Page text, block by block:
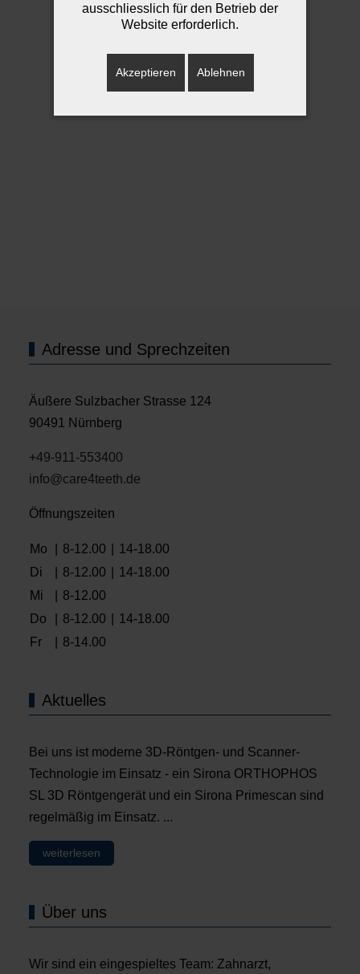
Adresse und Sprechzeiten
Äußere Sulzbacher Strasse 124
90491 Nürnberg
+49-911-553400
info@care4teeth.de
Öffnungszeiten
Mo 8-12.00
14-18.00
Di
8-12.00
14-18.00
Mi
8-12.00
Do
8-12.00
14-18.00
Fr
8-14.00
Aktuelles
Bei uns ist moderne 3D-Röntgen- und Scanner-
Technologie im Einsatz - ein Sirona ORTHOPHOS
SL 3D Röntgengerät und ein Sirona Primescan sind
regelmäßig im Einsatz. ...
weiterlesen
Über uns
Wir sind ein eingespieltes Team: Zahnarzt,
ausschliesslich für den Betrieb der
Website erforderlich.
Akzeptieren Ablehnen